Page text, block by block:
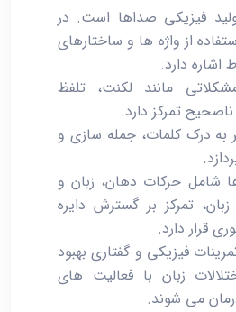
فیزیکی صداها است. در
از واژه‌ ها و ساختارهای
اشاره دارد.
مانند لکنت، تلفظ
تمرکز دارد.
به درک کلمات، جمله ‌سازی و
شامل حرکات دهان، زبان و
تمرکز بر گسترش دایره
قرار دارد.
فیزیکی و گفتاری بهبود
زبان با فعالیت ‌های
می ‌شوند.